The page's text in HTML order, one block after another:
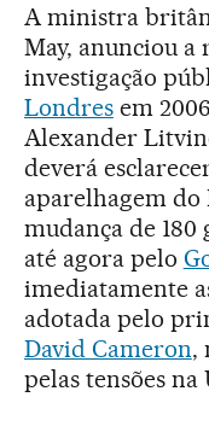
A ministra
May, anunciou a
investigação
Londresem
Alexander
deverá
aparelhagem do
mudança de
até agora pelo
imediatamente
adotada pelo
David Cameron,
pelas tensões na